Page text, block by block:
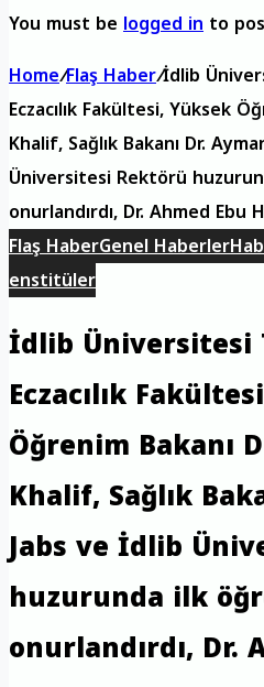
You must belogged into
Home/Flaş Haber/İdlib
Eczacılık Fakültesi, Yüksek
Khalif, Sağlık Bakanı Dr.
Üniversitesi Rektörü
onurlandırdı, Dr. Ahmed Ebu
Flaş HaberGenel Haberler
enstitüler
İdlib Üniversitesi
Eczacılık
Öğrenim Bakanı
Khalif, Sağlık
Jabs ve İdlib
huzurunda ilk
onurlandırdı, Dr.